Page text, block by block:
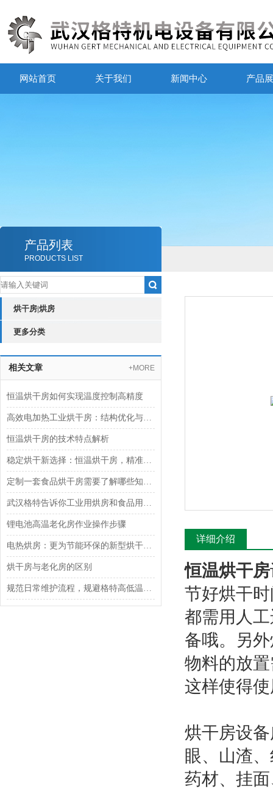
网站首页 关于我们 新闻中心 产品
产品列表
PRODUCTS LIST
烘干房|烘房
更多分类
相关文章 +MORE
恒温烘干房如何实现温度控制高精度
高效电加热工业烘干房：结构优化与热能循环技术
恒温烘干房的技术特点解析
稳定烘干新选择：恒温烘干房，精准控制更高效
定制一套食品烘干房需要了解哪些知识？
武汉格特告诉你工业用烘房和食品用烘房的区别
锂电池高温老化房作业操作步骤
电热烘房：更为节能环保的新型烘干设备
烘干房与老化房的区别
规范日常维护流程，规避格特高低温试验箱运行故障风险
详细介绍
恒温烘干房
节好烘干
都需用人
备哦。另
物料的放
这样使得
烘干房设
眼、山渣
药材、挂